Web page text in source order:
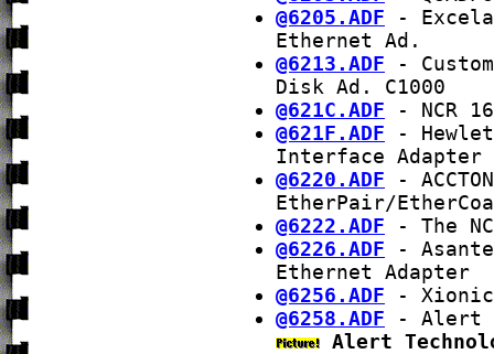
@6205.ADF -
Ethernet Ad.
@6213.ADF -
Disk Ad. C1000
@621C.ADF - NCR
@621F.ADF -
Interface Adapter
@6220.ADF -
EtherPair/
@6222.ADF - The
@6226.ADF -
Ethernet Adapter
@6256.ADF -
@6258.ADF - Alert
Alert